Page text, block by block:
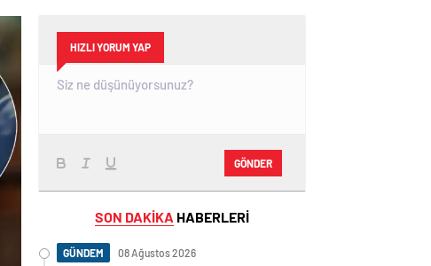
HIZLI YORUM YAP
GÖNDER
SON DAKİKA HABERLERİ
GÜNDEM 08 Ağustos 2026